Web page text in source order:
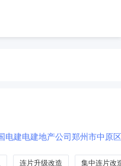
连片升级改造 集中连片改